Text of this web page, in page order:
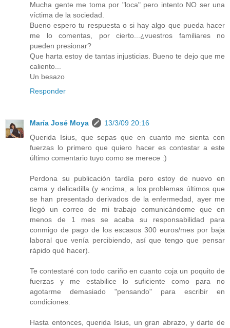
Mucha gente me toma por "loca" pero intento NO ser una
víctima de la sociedad.
Bueno espero tu respuesta o si hay algo que pueda hacer
me lo comentas, por cierto...¿vuestros familiares no
pueden presionar?
Que harta estoy de tantas injusticias. Bueno te dejo que me
caliento...
Un besazo
Responder
María José Moya
13/3/09 20:16
Querida Isius, que sepas que en cuanto me sienta con
fuerzas lo primero que quiero hacer es contestar a este
último comentario tuyo como se merece :)
Perdona su publicación tardía pero estoy de nuevo en
cama y delicadilla (y encima, a los problemas últimos que
se han presentado derivados de la enfermedad, ayer me
llegó un correo de mi trabajo comunicándome que en
menos de 1 mes se acaba su responsabilidad para
conmigo de pago de los escasos 300 euros/mes por baja
laboral que venía percibiendo, así que tengo que pensar
rápido qué hacer).
Te contestaré con todo cariño en cuanto coja un poquito de
fuerzas y me estabilice lo suficiente como para no
agotarme demasiado "pensando" para escribir en
condiciones.
Hasta entonces, querida Isius, un gran abrazo, y darte de